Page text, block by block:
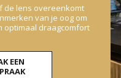
de lens overeenkomt
van je oog om
optimaal draagcomfort
EEN